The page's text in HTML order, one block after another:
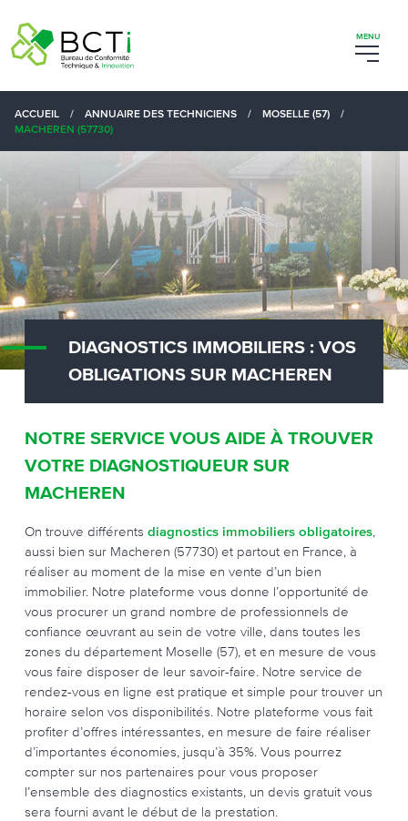
ACCUEIL / ANNUAIRE DES TECHNICIENS / MOSELLE (57)
/
MACHEREN (57730)
DIAGNOSTICS IMMOBILIERS : VOS
OBLIGATIONS SUR MACHEREN
NOTRE SERVICE VOUS AIDE À TROUVER
VOTRE DIAGNOSTIQUEUR SUR
MACHEREN
On trouve différents diagnostics immobiliers obligatoires,
aussi bien sur Macheren (57730) et partout en France, à
réaliser au moment de la mise en vente d’un bien
immobilier. Notre plateforme vous donne l’opportunité de
vous procurer un grand nombre de professionnels de
confiance œuvrant au sein de votre ville, dans toutes les
zones du département Moselle (57), et en mesure de vous
vous faire disposer de leur savoir-faire. Notre service de
rendez-vous en ligne est pratique et simple pour trouver un
horaire selon vos disponibilités. Notre plateforme vous fait
profiter d’offres intéressantes, en mesure de faire réaliser
d’importantes économies, jusqu’à 35%. Vous pourrez
compter sur nos partenaires pour vous proposer
l’ensemble des diagnostics existants, un devis gratuit vous
sera fourni avant le début de la prestation.